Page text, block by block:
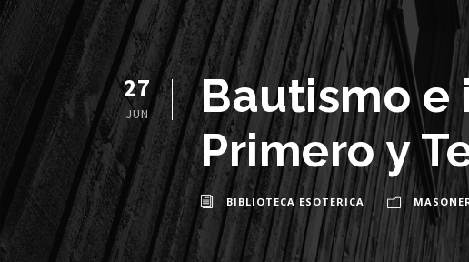
27
JUN
Bautismo e
Primero y
BIBLIOTECA ESOTERICA